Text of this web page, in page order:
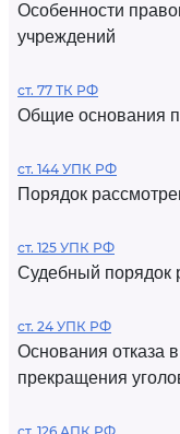
Особенности
учреждений
ст. 77 ТК РФ
Общие основания
ст. 144 УПК РФ
Порядок
ст. 125 УПК РФ
Судебный порядок
ст. 24 УПК РФ
Основания отказа
прекращения